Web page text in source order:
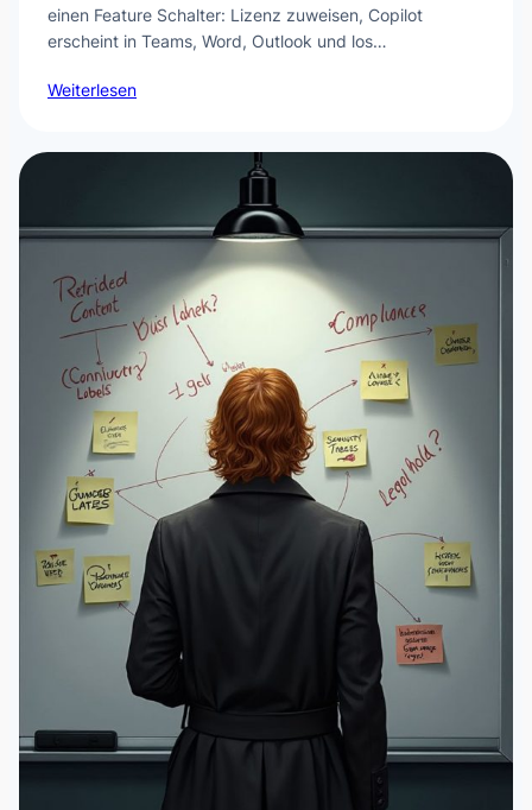
einen Feature Schalter: Lizenz zuweisen, Copilot
erscheint in Teams, Word, Outlook und los…
Weiterlesen